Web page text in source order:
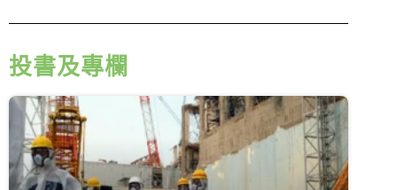
投書及專欄